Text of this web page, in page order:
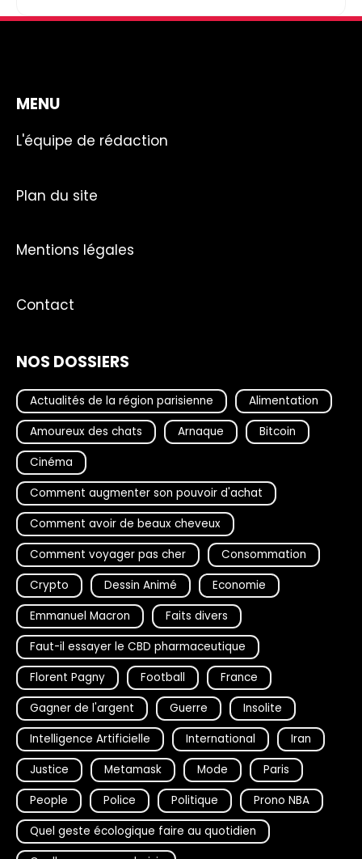
MENU
L'équipe de rédaction
Plan du site
Mentions légales
Contact
NOS DOSSIERS
Actualités de la région parisienne
Alimentation
Amoureux des chats
Arnaque
Bitcoin
Cinéma
Comment augmenter son pouvoir d'achat
Comment avoir de beaux cheveux
Comment voyager pas cher
Consommation
Crypto
Dessin Animé
Economie
Emmanuel Macron
Faits divers
Faut-il essayer le CBD pharmaceutique
Florent Pagny
Football
France
Gagner de l'argent
Guerre
Insolite
Intelligence Artificielle
International
Iran
Justice
Metamask Mode
Paris
People
Police Politique
Prono NBA
Quel geste écologique faire au quotidien